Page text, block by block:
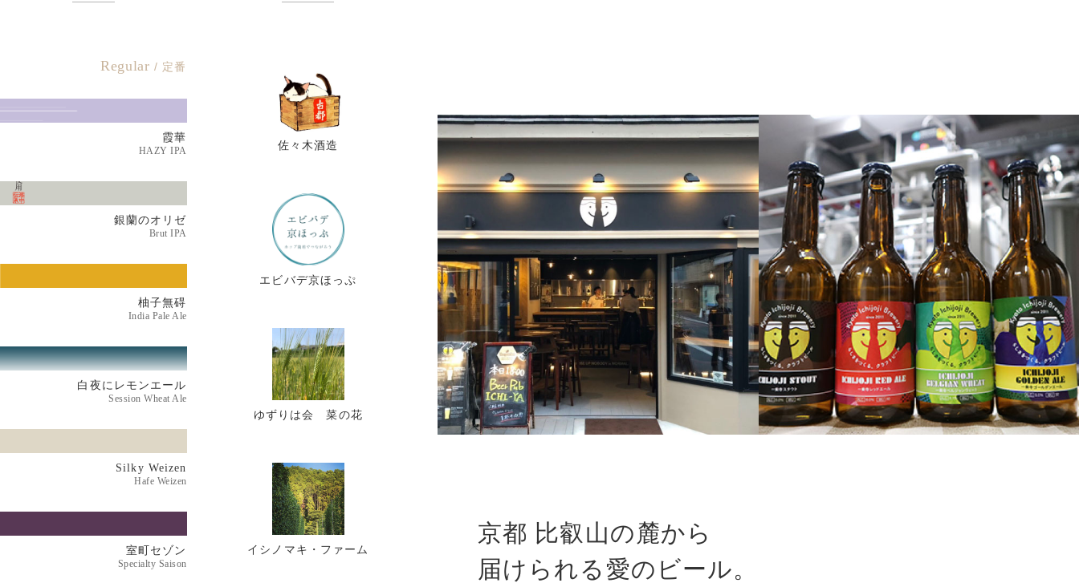
Regular / 定番
霞華
HAZY IPA
銀蘭のオリゼ
Brut IPA
柚子無碍
India Pale Ale
白夜にレモンエール
Session Wheat Ale
Silky Weizen
Hafe Weizen
室町セゾン
Specialty Saison
佐々木酒造
エビバデ京ほっぷ
ゆずりは会 菜の花
イシノマキ・ファーム
京都 比叡山の麓から
届けられる愛のビール。